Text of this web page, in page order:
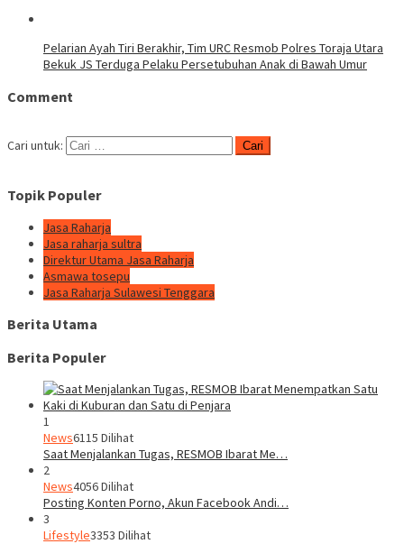
Pelarian Ayah Tiri Berakhir, Tim URC Resmob Polres Toraja Utara
Bekuk JS Terduga Pelaku Persetubuhan Anak di Bawah Umur
Comment
Cari untuk:
Topik Populer
Jasa Raharja
Jasa raharja sultra
Direktur Utama Jasa Raharja
Asmawa tosepu
Jasa Raharja Sulawesi Tenggara
Berita Utama
Berita Populer
1
News6115 Dilihat
Saat Menjalankan Tugas, RESMOB Ibarat Me…
2
News4056 Dilihat
Posting Konten Porno, Akun Facebook Andi…
3
Lifestyle3353 Dilihat